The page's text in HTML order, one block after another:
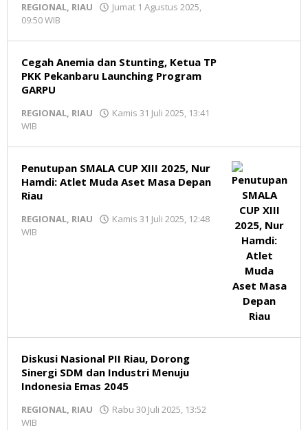
REGIONAL, RIAU
Jumat 1 Agustus 2025,
09:50 WIB
Cegah Anemia dan Stunting, Ketua TP
PKK Pekanbaru Launching Program
GARPU
REGIONAL, RIAU
Kamis 31 Juli 2025, 13:41
WIB
Penutupan SMALA CUP XIII 2025, Nur
Hamdi: Atlet Muda Aset Masa Depan
Riau
REGIONAL, RIAU
Kamis 31 Juli 2025, 12:48
WIB
Diskusi Nasional PII Riau, Dorong
Sinergi SDM dan Industri Menuju
Indonesia Emas 2045
REGIONAL, RIAU
Rabu 30 Juli 2025, 13:52
WIB